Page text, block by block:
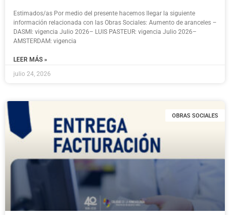
Estimados/as Por medio del presente hacemos llegar la siguiente
información relacionada con las Obras Sociales: Aumento de aranceles –
DASMI: vigencia Julio 2026– LUIS PASTEUR: vigencia Julio 2026–
AMSTERDAM: vigencia
LEER MÁS »
julio 24, 2026
OBRAS SOCIALES